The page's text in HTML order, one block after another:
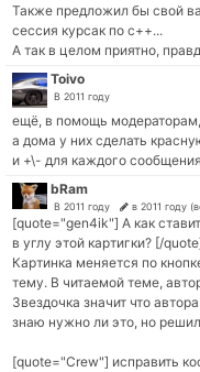
Также предложил бы свой
сессия курсак по с++...
А так в целом приятно,
Toivo
В 2011 году
ещё, в помощь
а дома у них сделать
и +\- для каждого
bRam
В 2011 году в 2011 году
[quote="gen4ik"] А как
в углу этой картигки? [/
Картинка меняется по
тему. В читаемой теме,
Звездочка значит что
знаю нужно ли это, но
[quote="Crew"] исправить